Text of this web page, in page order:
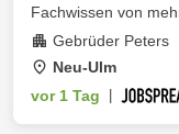
Fachwissen von mehr
Gebrüder Peters
Neu-Ulm
vor 1 Tag